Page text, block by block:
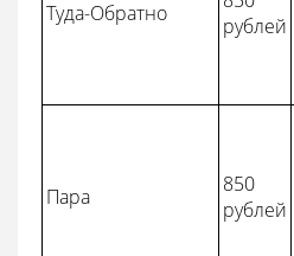
Туда-Обратно
рублей
Пара
850
рублей